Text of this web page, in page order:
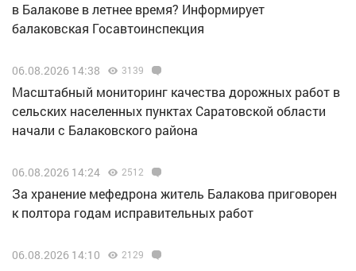
в Балакове в летнее время? Информирует
балаковская Госавтоинспекция
06.08.2026 14:38 3139
Масштабный мониторинг качества дорожных работ в
сельских населенных пунктах Саратовской области
начали с Балаковского района
06.08.2026 14:24 2512
За хранение мефедрона житель Балакова приговорен
к полтора годам исправительных работ
06.08.2026 14:10 2129